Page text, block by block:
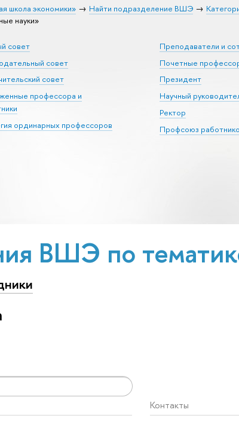
школа экономики» Найти подразделение ВШЭ
науки»
совет
совет
совет
профессора и
ординарных профессоров
Преподаватели и
Почетные
Президент
Научный
Ректор
Профсоюз
ВШЭ по
Контакты